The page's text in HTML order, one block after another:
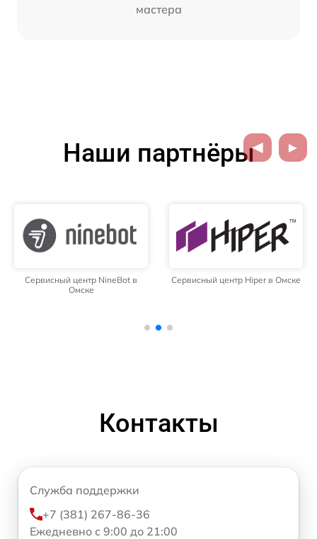
мастера
Наши партнёры
Сервисный центр NineBot в
Омске
Сервисный центр Hiper в Омске
Контакты
Служба поддержки
+7 (381) 267-86-36
Ежедневно с 9:00 до 21:00